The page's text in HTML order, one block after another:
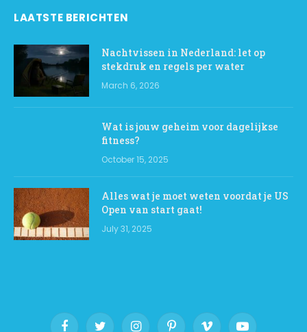
LAATSTE BERICHTEN
Nachtvissen in Nederland: let op
stekdruk en regels per water
March 6, 2026
Wat is jouw geheim voor dagelijkse
fitness?
October 15, 2025
Alles wat je moet weten voordat je US
Open van start gaat!
July 31, 2025